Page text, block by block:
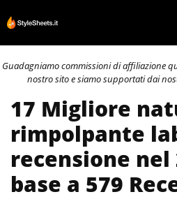
al
contenuto
Guadagniamo commissioni di affiliazione
nostro sito e siamo supportati dai
17 Migliore
rimpolpante
recensione nel
base a 579